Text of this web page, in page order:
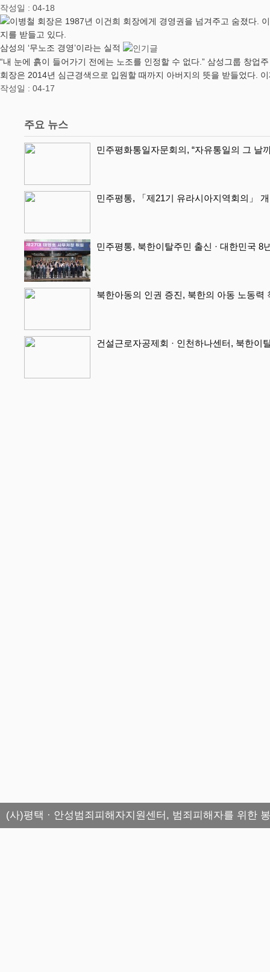
작성일 : 04-18
삼성의 ‘무노조 경영’이라는 실적
“내 눈에 흙이 들어가기 전에는 노조를 인정할 수 없다.” 삼성그룹 창업
회장은 2014년 심근경색으로 입원할 때까지 아버지의 뜻을 받들었다.
작성일 : 04-17
주요 뉴스
민주평화통일자문회의, “자유통일의 그 날
민주평통, 「제21기 유라시아지역회의」
민주평통, 북한이탈주민 출신 · 대한민국 8
북한아동의 인권 증진, 북한의 아동 노동력
건설근로자공제회 · 인천하나센터, 북한이
(사)평택 · 안성범죄피해자지원센터, 범죄피해자를 위한